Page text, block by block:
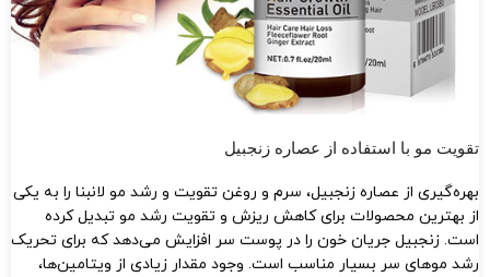
تقویت مو با استفاده از عصاره زنجبیل
بهره‌گیری از عصاره زنجبیل، سرم و روغن تقویت و رشد مو لانبنا را به یکی
از بهترین محصولات برای کاهش ریزش و تقویت رشد مو تبدیل کرده
است. زنجبیل جریان خون را در پوست سر افزایش می‌دهد که برای تحریک
رشد موهای سر بسیار مناسب است. وجود مقدار زیادی از ویتامین‌ها،